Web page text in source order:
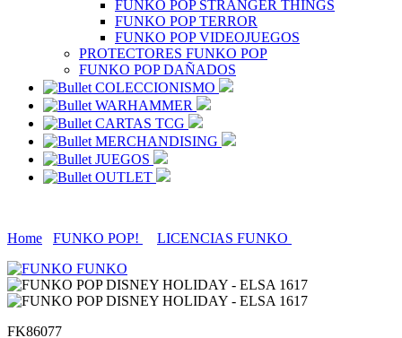
FUNKO POP STRANGER THINGS
FUNKO POP TERROR
FUNKO POP VIDEOJUEGOS
PROTECTORES FUNKO POP
FUNKO POP DAÑADOS
COLECCIONISMO
WARHAMMER
CARTAS TCG
MERCHANDISING
JUEGOS
OUTLET
Home FUNKO POP!
LICENCIAS FUNKO
FUNKO
FK86077